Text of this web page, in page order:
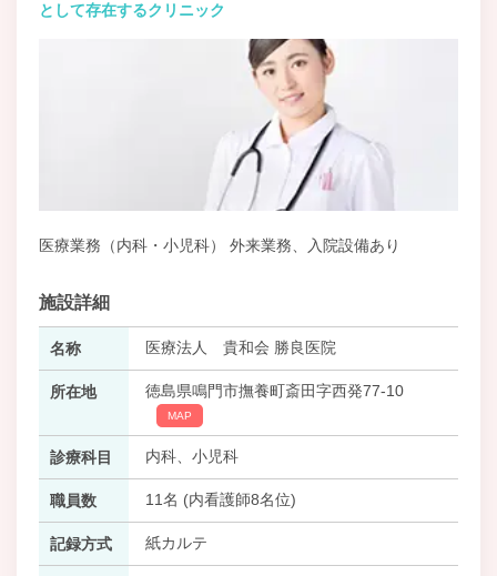
として存在するクリニック
医療業務（内科・小児科） 外来業務、入院設備あり
施設詳細
名称 医療法人 貴和会 勝良医院
所在地 徳島県鳴門市撫養町斎田字西発77-10
MAP
診療科目 内科、小児科
職員数 11名 (内看護師8名位)
記録方式 紙カルテ